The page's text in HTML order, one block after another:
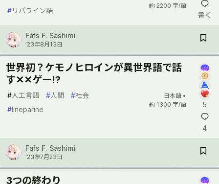
#リパライン語
約 2200 字/語
書く
Fafs F. Sashimi
’23年8月13日
世界初？ケモノヒロインが異世界語で話
す✕✕ゲー!?
#人工言語 #人間 #社会
#lineparine
日本語 •
約 1300 字/語
5
4
Fafs F. Sashimi
’23年7月23日
3つの終わり